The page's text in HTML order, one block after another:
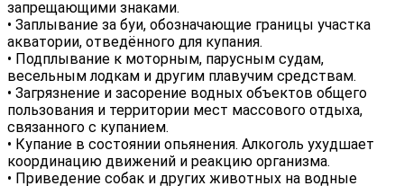
запрещающими знаками.
• Заплывание за буи, обозначающие границы участка
акватории, отведённого для купания.
• Подплывание к моторным, парусным судам,
весельным лодкам и другим плавучим средствам.
• Загрязнение и засорение водных объектов общего
пользования и территории мест массового отдыха,
связанного с купанием.
• Купание в состоянии опьянения. Алкоголь ухудшает
координацию движений и реакцию организма.
• Приведение собак и других животных на водные